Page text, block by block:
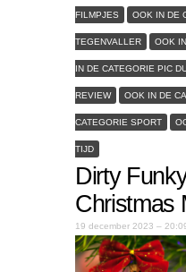
FILMPJES OOK IN DE
TEGENVALLER OOK
IN DE CATEGORIE PIC
REVIEW OOK IN DE
CATEGORIE SPORT
TIJD
Dirty
Christmas
19 december 2023 –